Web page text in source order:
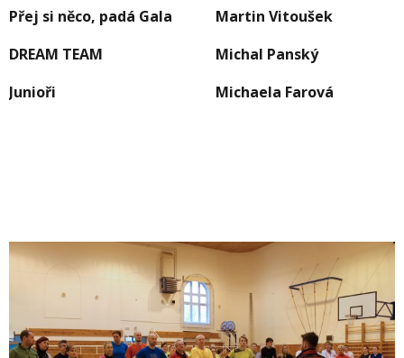
Přej si něco, padá Gala
Martin Vitoušek
DREAM TEAM
Michal Panský
Junioři
Michaela Farová